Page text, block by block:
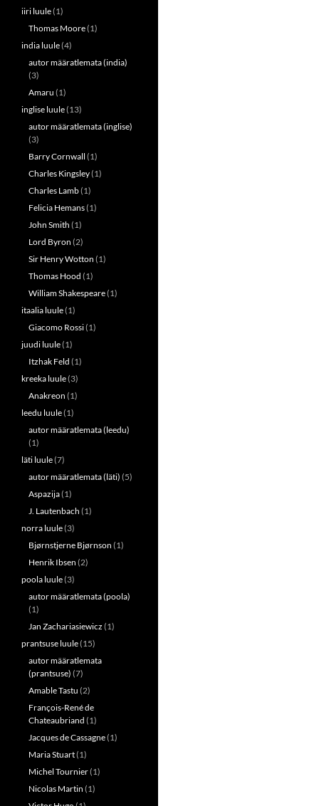
iiri luule(1)
Thomas Moore(1)
india luule(4)
autor määratlemata (india)
(3)
Amaru (1)
inglise luule(13)
autor määratlemata (inglise)
(3)
Barry Cornwall (1)
Charles Kingsley(1)
Charles Lamb(1)
Felicia Hemans(1)
John Smith (1)
Lord Byron (2)
Sir Henry Wotton (1)
Thomas Hood (1)
William Shakespeare(1)
itaalia luule(1)
Giacomo Rossi(1)
juudi luule(1)
Itzhak Feld (1)
kreeka luule(3)
Anakreon (1)
leedu luule(1)
autor määratlemata (leedu)
(1)
läti luule(7)
autor määratlemata (läti) (5)
Aspazija(1)
J. Lautenbach (1)
norra luule(3)
Bjørnstjerne Bjørnson (1)
Henrik Ibsen (2)
poola luule(3)
autor määratlemata (poola)
(1)
Jan Zachariasiewicz (1)
prantsuse luule(15)
autor määratlemata
(prantsuse) (7)
Amable Tastu (2)
François-René de
Chateaubriand (1)
Jacques de Cassagne(1)
Maria Stuart(1)
Michel Tournier(1)
Nicolas Martin (1)